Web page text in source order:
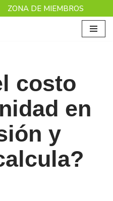
ZONA DE MIEMBROS
costo
en
y